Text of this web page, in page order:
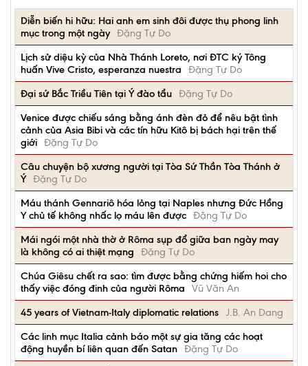
Diễn biến hi hữu: Hai anh em sinh đôi được thụ phong linh
mục trong một ngày Đặng Tự Do
Lịch sử diệu kỳ của Nhà Thánh Loreto, nơi ĐTC ký Tông
huấn Vive Cristo, esperanza nuestra
Đặng Tự Do
Đại sứ Bắc Triều Tiên tại Ý đào tẩu Đặng Tự Do
Venice được chiếu sáng bằng ánh đèn đỏ để nêu bật tình
cảnh của Asia Bibi và các tín hữu Kitô bị bách hại trên thế
giới Đặng Tự Do
Câu chuyện bộ xương người tại Tòa Sứ Thần Tòa Thánh ở
Ý Đặng Tự Do
Máu thánh Gennariô hóa lỏng tại Naples nhưng Đức Hồng
Y chủ tế không nhấc lọ máu lên được Đặng Tự Do
Mái ngói một nhà thờ ở Rôma sụp đổ giữa ban ngày may
là không có ai thiệt mạng
Đặng Tự Do
Chúa Giêsu chết ra sao: tìm được bằng chứng hiếm hoi cho
thấy việc đóng đinh của người Rôma
Vũ Văn An
45 years of Vietnam-Italy diplomatic relations J.B. An Dang
Các linh mục Italia cảnh báo một sự gia tăng các hoạt
động huyền bí liên quan đến Satan Đặng Tự Do